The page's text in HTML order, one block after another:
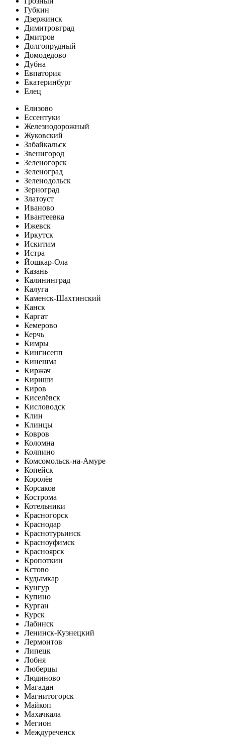
Губкин
Дзержинск
Димитровград
Дмитров
Долгопрудный
Домодедово
Дубна
Евпатория
Екатеринбург
Елец
Елизово
Ессентуки
Железнодорожный
Жуковский
Забайкальск
Звенигород
Зеленогорск
Зеленоград
Зеленодольск
Зерноград
Златоуст
Иваново
Ивантеевка
Ижевск
Иркутск
Искитим
Истра
Йошкар-Ола
Казань
Калининград
Калуга
Каменск-Шахтинский
Канск
Каргат
Кемерово
Керчь
Кимры
Кингисепп
Кинешма
Киржач
Кириши
Киров
Киселёвск
Кисловодск
Клин
Клинцы
Ковров
Коломна
Колпино
Комсомольск-на-Амуре
Копейск
Королёв
Корсаков
Кострома
Котельники
Красногорск
Краснодар
Краснотурьинск
Красноуфимск
Красноярск
Кропоткин
Кстово
Кудымкар
Кунгур
Купино
Курган
Курск
Лабинск
Ленинск-Кузнецкий
Лермонтов
Липецк
Лобня
Люберцы
Людиново
Магадан
Магнитогорск
Майкоп
Махачкала
Мегион
Междуреченск